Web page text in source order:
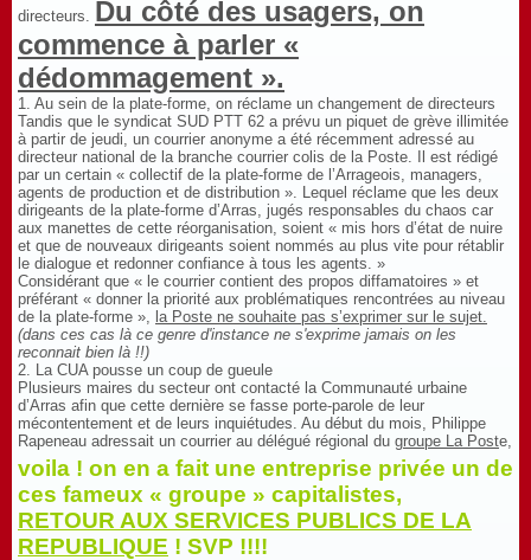
directeurs. Du côté des usagers, on
commence à parler «
dédommagement ».
1. Au sein de la plate-forme, on réclame un changement de directeurs
Tandis que le syndicat SUD PTT 62 a prévu un piquet de grève illimitée
à partir de jeudi, un courrier anonyme a été récemment adressé au
directeur national de la branche courrier colis de la Poste. Il est rédigé
par un certain « collectif de la plate-forme de l’Arrageois, managers,
agents de production et de distribution ». Lequel réclame que les deux
dirigeants de la plate-forme d’Arras, jugés responsables du chaos car
aux manettes de cette réorganisation, soient « mis hors d’état de nuire
et que de nouveaux dirigeants soient nommés au plus vite pour rétablir
le dialogue et redonner confiance à tous les agents. »
Considérant que « le courrier contient des propos diffamatoires » et
préférant « donner la priorité aux problématiques rencontrées au niveau
de la plate-forme », la Poste ne souhaite pas s’exprimer sur le sujet.
(dans ces cas là ce genre d'instance ne s'exprime jamais on les
reconnait bien là !!)
2. La CUA pousse un coup de gueule
Plusieurs maires du secteur ont contacté la Communauté urbaine
d’Arras afin que cette dernière se fasse porte-parole de leur
mécontentement et de leurs inquiétudes. Au début du mois, Philippe
Rapeneau adressait un courrier au délégué régional du groupe La Poste,
voila ! on en a fait une entreprise privée un de
ces fameux « groupe » capitalistes,
RETOUR AUX SERVICES PUBLICS DE LA
REPUBLIQUE ! SVP !!!!